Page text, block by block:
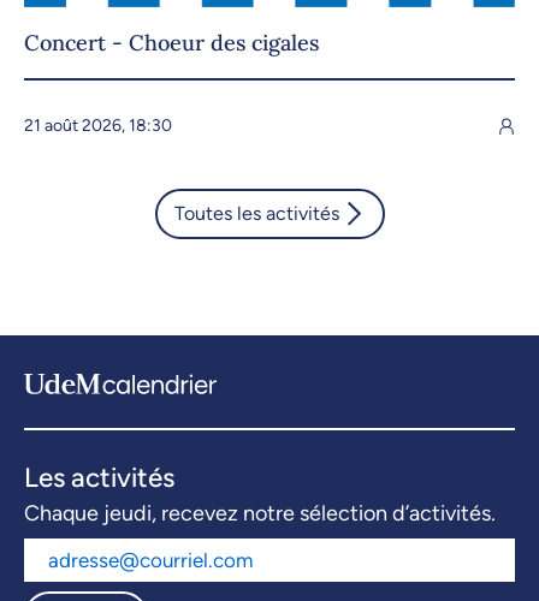
Concert - Choeur des cigales
21 août 2026, 18:30
Toutes les activités
Les activités
Chaque jeudi, recevez notre sélection d’activités.